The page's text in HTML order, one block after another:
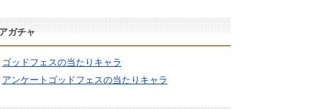
ガチャ
ゴッドフェスの当たりキャラ
アンケートゴッドフェスの当たりキャラ